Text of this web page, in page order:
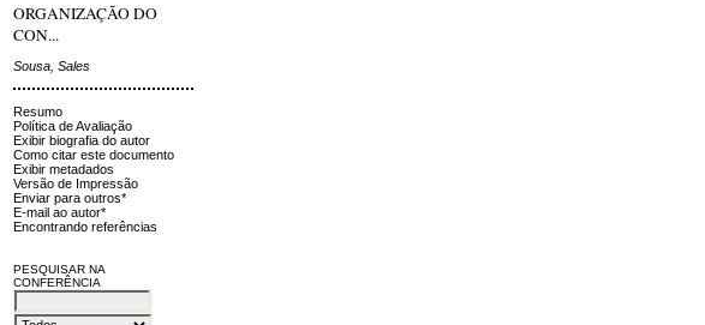
ORGANIZAÇÃO DO
CON...
Sousa, Sales
Resumo
Política de Avaliação
Exibir biografia do autor
Como citar este documento
Exibir metadados
Versão de Impressão
Enviar para outros*
E-mail ao autor*
Encontrando referências
PESQUISAR NA
CONFERÊNCIA